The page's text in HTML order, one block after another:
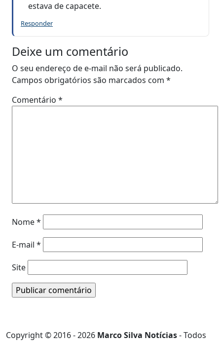
estava de capacete.
Responder
Deixe um comentário
O seu endereço de e-mail não será publicado.
Campos obrigatórios são marcados com *
Comentário *
Nome*
E-mail *
Site
Copyright © 2016 - 2026 Marco Silva Notícias- Todos